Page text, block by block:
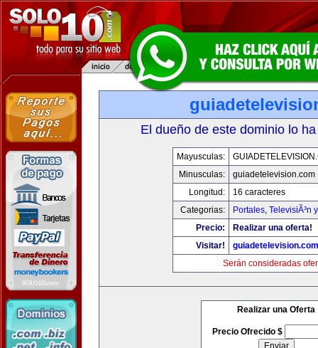
El dueño de este dominio lo
Mayusculas:
Minusculas:
guiadetelevision.com
Longitud:
16 caracteres
Categorias:
Portales, TelevisiÃ³n
Precio:
Realizar una oferta!
Visitar!
guiadetelevision.com
Serán consideradas
Realizar una Oferta
Precio Ofrecido $